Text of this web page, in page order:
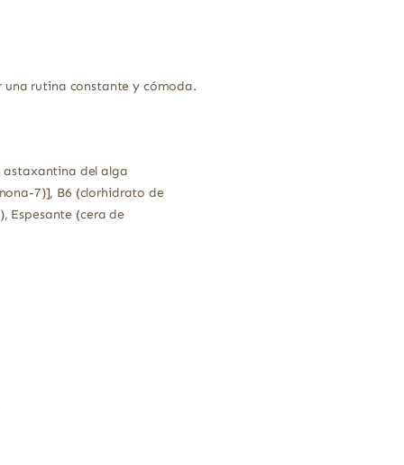
una rutina constante y cómoda.
astaxantina del alga
7)], B6 (clorhidrato de
Espesante (cera de